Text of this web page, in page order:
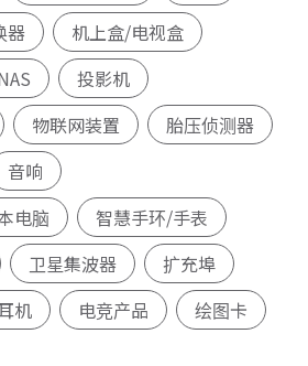
器
机上盒/电视盒
投影机
物联网装置
胎压侦测器
音响
电脑
智慧手环/手表
卫星集波器
扩充埠
机
电竞产品 绘图卡